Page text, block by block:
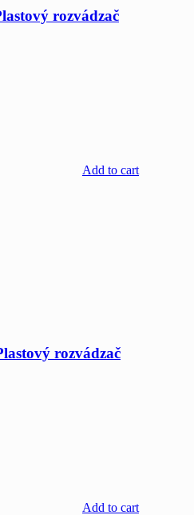
rozvádzač
Add to cart
rozvádzač
Add to cart